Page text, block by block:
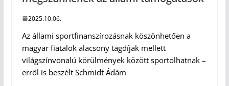
2025.10.06.
Az állami sportfinanszírozásnak köszönhetően a
magyar fiatalok alacsony tagdíjak mellett
világszínvonalú körülmények között sportolhatnak –
erről is beszélt Schmidt Ádám